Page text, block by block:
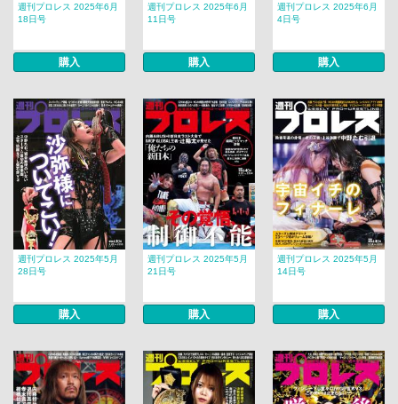
週刊プロレス 2025年6月
18日号
購入
週刊プロレス 2025年6月
11日号
購入
週刊プロレス 2025年6月
4日号
購入
週刊プロレス 2025年5月
28日号
購入
週刊プロレス 2025年5月
21日号
購入
週刊プロレス 2025年5月
14日号
購入